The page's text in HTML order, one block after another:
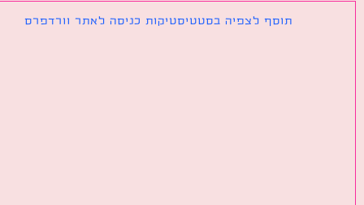
תוסף לצפיה בסטטיסטיקות כניסה לאתר וורדפרס